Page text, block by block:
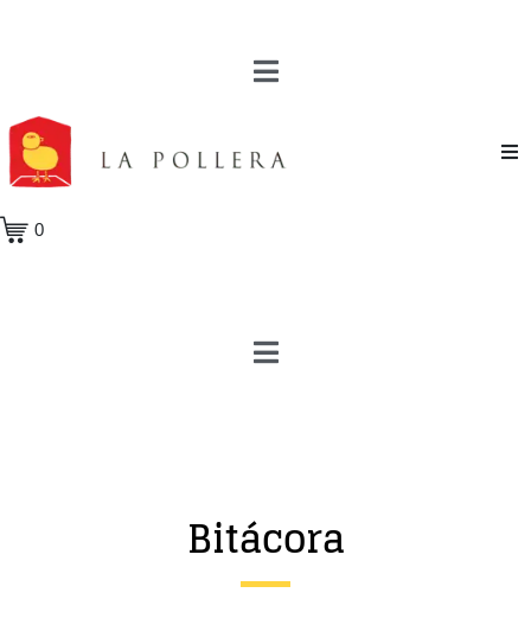
0
Bitácora